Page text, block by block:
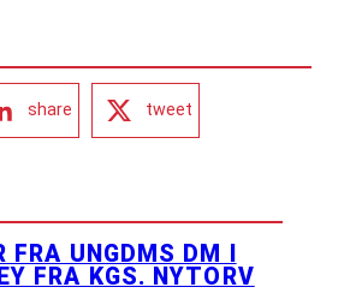
share tweet
FRA UNGDMS DM I
FRA KGS. NYTORV